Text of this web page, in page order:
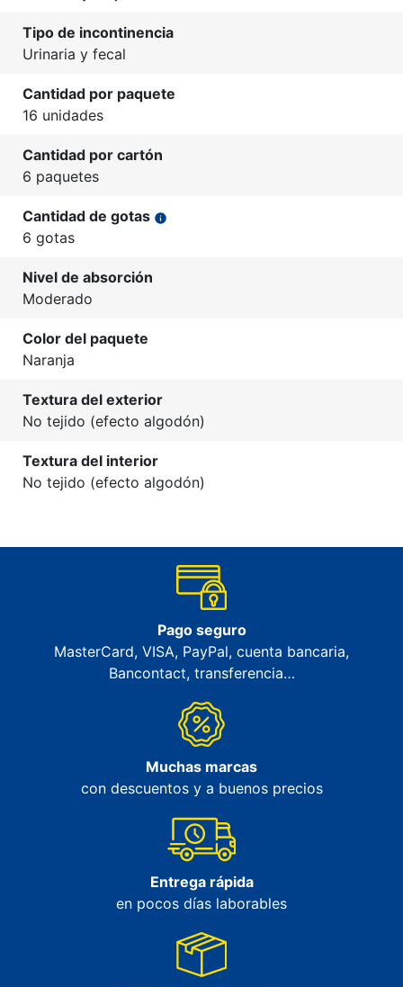
Tipo de incontinencia
Urinaria y fecal
Cantidad por paquete
16 unidades
Cantidad por cartón
6 paquetes
Cantidad de gotas info
6 gotas
Nivel de absorción
Moderado
Color del paquete
Naranja
Textura del exterior
No tejido (efecto algodón)
Textura del interior
No tejido (efecto algodón)
Pago seguro
MasterCard, VISA, PayPal, cuenta bancaria,
Bancontact, transferencia…
Muchas marcas
con descuentos y a buenos precios
Entrega rápida
en pocos días laborables